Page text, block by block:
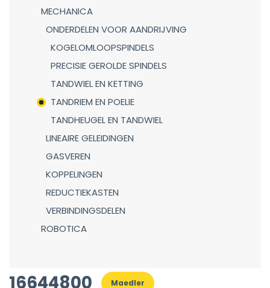
MECHANICA
ONDERDELEN VOOR AANDRIJVING
KOGELOMLOOPSPINDELS
PRECISIE GEROLDE SPINDELS
TANDWIEL EN KETTING
TANDRIEM EN POELIE
TANDHEUGEL EN TANDWIEL
LINEAIRE GELEIDINGEN
GASVEREN
KOPPELINGEN
REDUCTIEKASTEN
VERBINDINGSDELEN
ROBOTICA
16644800 Maedler